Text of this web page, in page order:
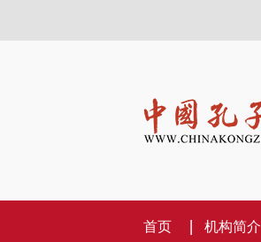
首页 机构简介